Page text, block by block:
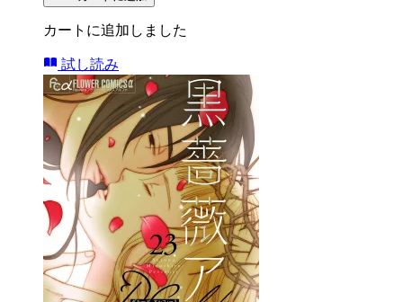
カートに追加しました
試し読み